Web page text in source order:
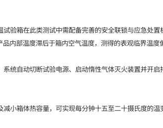
验箱在此类测试中需配备完善的安全联锁与应急处置
内部温度滞后于箱内空气温度，测得的表观临界温度
统自动切断试验电源、启动惰性气体灭火装置并开启
小箱体热容量，可实现每分钟十五至二十摄氏度的温